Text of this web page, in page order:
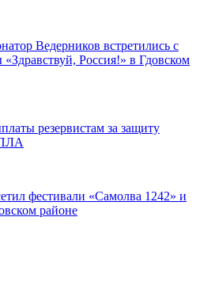
Ведерников встретились с
Россия!» в Гдовском
резервистам за защиту
фестивали «Самолва 1242» и
районе